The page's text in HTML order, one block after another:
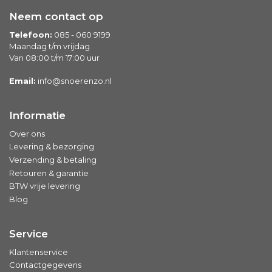
Neem contact op
Telefoon: 085 - 060 9199
Maandag t/m vrijdag
Van 08:00 t/m 17:00 uur
Email: info@snoerenzo.nl
Informatie
Over ons
Levering & bezorging
Verzending & betaling
Retouren & garantie
BTW vrije levering
Blog
Service
Klantenservice
Contactgegevens